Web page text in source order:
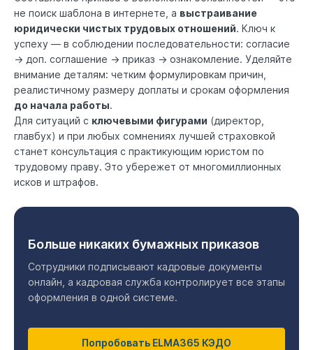
не поиск шаблона в интернете, а выстраивание
юридически чистых трудовых отношений. Ключ к
успеху — в соблюдении последовательности: согласие
→ доп. соглашение → приказ → ознакомление. Уделяйте
внимание деталям: четким формулировкам причин,
реалистичному размеру доплаты и срокам оформления
до начала работы.
Для ситуаций с ключевыми фигурами (директор,
главбух) и при любых сомнениях лучшей страховкой
станет консультация с практикующим юристом по
трудовому праву. Это убережет от многомиллионных
исков и штрафов.
Больше никаких бумажных приказов
Сотрудники подписывают кадровые документы
онлайн, а кадровая служба контролирует все этапы
оформления в одной системе.
Попробовать ELMA365 КЭДО